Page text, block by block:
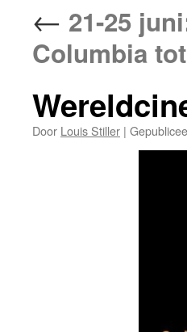
← 21-25
Columbia
Door Louis Stiller |